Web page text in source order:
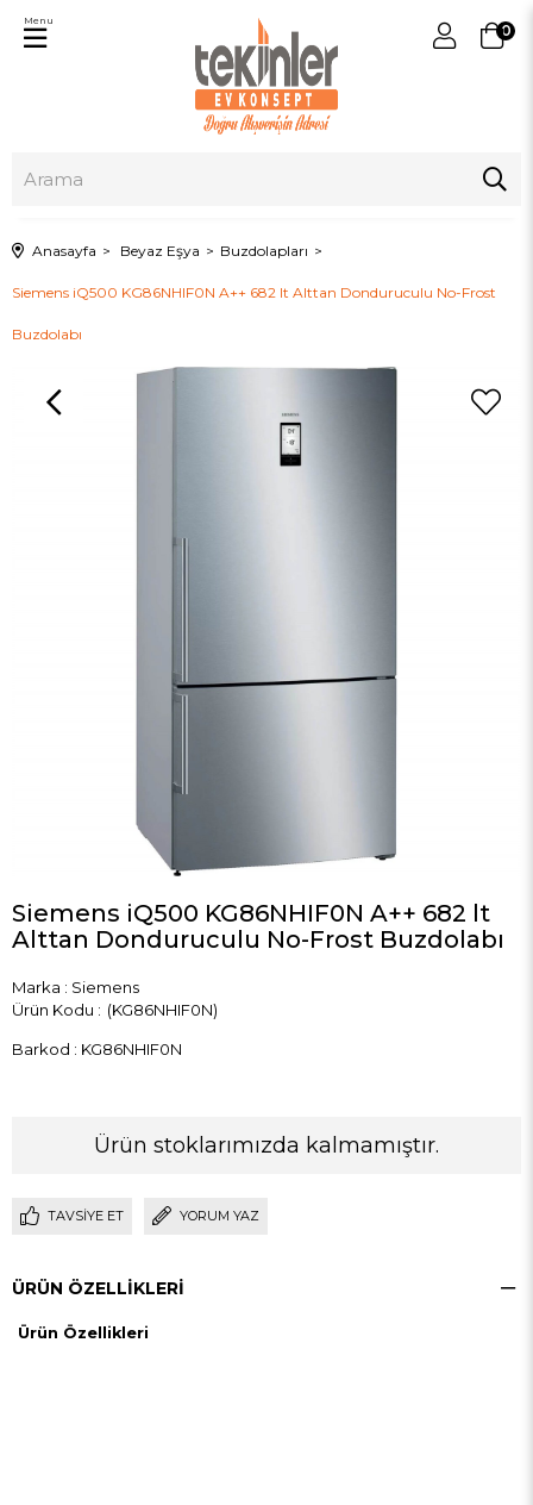
0
Menu
Anasayfa Beyaz Eşya Buzdolapları
Siemens iQ500 KG86NHIF0N A++ 682 lt Alttan Donduruculu No-Frost
Buzdolabı
Siemens iQ500 KG86NHIF0N A++ 682 lt
Alttan Donduruculu No-Frost Buzdolabı
Marka : Siemens
(KG86NHIF0N)
Barkod : KG86NHIF0N
Ürün stoklarımızda kalmamıştır.
TAVSIYE ET YORUM YAZ
ÜRÜN ÖZELLIKLERI
Ürün Özellikleri